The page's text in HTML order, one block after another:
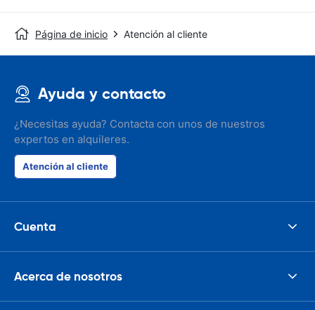
Página de inicio Atención al cliente
Ayuda y contacto
¿Necesitas ayuda? Contacta con unos de nuestros
expertos en alquileres.
Atención al cliente
Cuenta
Acerca de nosotros